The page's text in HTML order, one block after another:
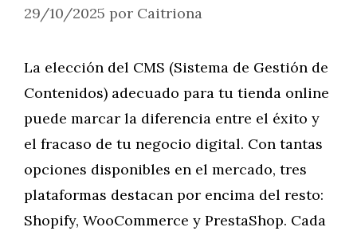
29/10/2025 por Caitriona
La elección del CMS (Sistema de Gestión de
Contenidos) adecuado para tu tienda online
puede marcar la diferencia entre el éxito y
el fracaso de tu negocio digital. Con tantas
opciones disponibles en el mercado, tres
plataformas destacan por encima del resto:
Shopify, WooCommerce y PrestaShop. Cada